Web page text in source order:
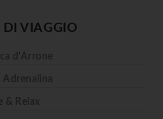
DI VIAGGIO
d'Arrone
Adrenalina
& Relax